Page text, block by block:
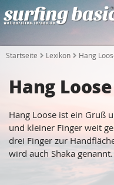
Startseite Lexikon Hang
Hang Loose
Hang Loose ist ein Gruß
und kleiner Finger weit
drei Finger zur
wird auch Shaka genannt.